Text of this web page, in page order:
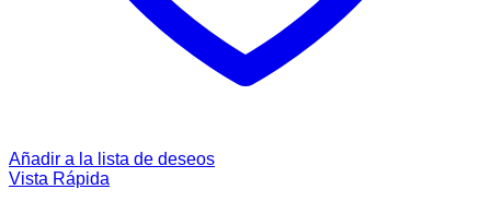
Añadir a la lista de deseos
Vista Rápida